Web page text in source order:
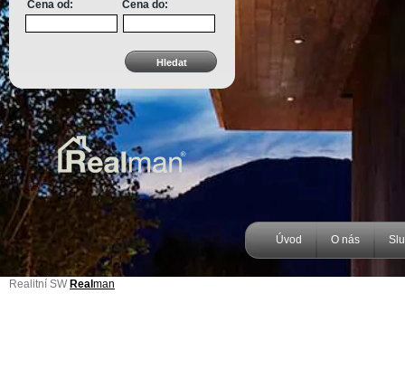
Cena od: Cena do:
Úvod O nás
Realitní SW Real man